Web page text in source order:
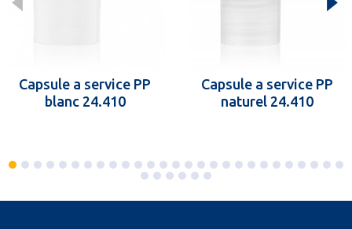
Capsule a service PP
blanc 24.410
Capsule a service PP
naturel 24.410